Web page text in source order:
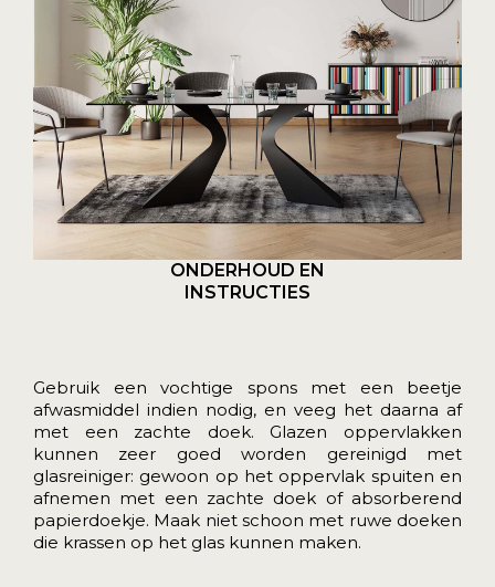
ONDERHOUD EN
INSTRUCTIES
Gebruik een vochtige spons met een beetje
afwasmiddel indien nodig, en veeg het daarna af
met een zachte doek. Glazen oppervlakken
kunnen zeer goed worden gereinigd met
glasreiniger: gewoon op het oppervlak spuiten en
afnemen met een zachte doek of absorberend
papierdoekje. Maak niet schoon met ruwe doeken
die krassen op het glas kunnen maken.